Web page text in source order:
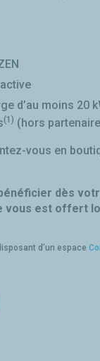
d’au moins 20
(1) (hors
vous en
dès
vous est offert
d’un espace